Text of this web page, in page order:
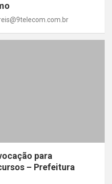
para
– Prefeitura